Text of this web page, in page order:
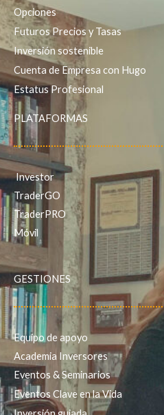
Opciones
FuturosPrecios y Tasas
Inversión sostenible
Cuenta de Empresa con Hugo
Estatus Profesional
PLATAFORMAS
Investor
TraderGO
TraderPRO
Móvil
GESTIONES
Equipo de apoyo
Academia Inversores
Eventos & Seminarios
Eventos Clave en la Vida